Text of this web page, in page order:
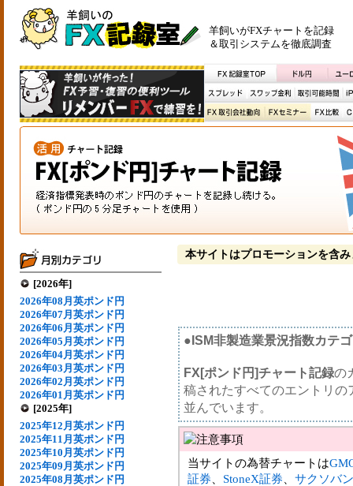
羊飼いがFXチャートを記録
＆取引システムを徹底調査
[2026年]
2026年08月英ポンド円
2026年07月英ポンド円
2026年06月英ポンド円
2026年05月英ポンド円
2026年04月英ポンド円
2026年03月英ポンド円
2026年02月英ポンド円
2026年01月英ポンド円
[2025年]
2025年12月英ポンド円
2025年11月英ポンド円
2025年10月英ポンド円
2025年09月英ポンド円
2025年08月英ポンド円
本サイトはプロモーションを含み
●ISM非製造業景況指数カテ
FX[ポンド円]チャート記録の
稿されたすべてのエントリ
並んでいます。
当サイトの為替チャートは
証券
StoneX証券
サクソバ